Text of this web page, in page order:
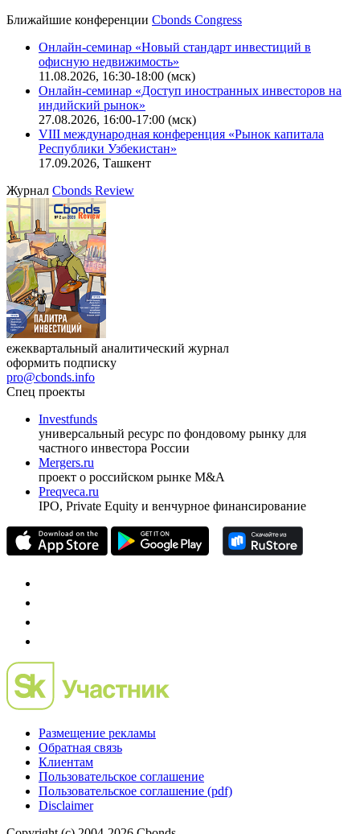
Ближайшие конференции Cbonds Congress
Онлайн-семинар «Новый стандарт инвестиций в
офисную недвижимость»
11.08.2026, 16:30-18:00 (мск)
Онлайн-семинар «Доступ иностранных инвесторов на
индийский рынок»
27.08.2026, 16:00-17:00 (мск)
VIII международная конференция «Рынок капитала
Республики Узбекистан»
17.09.2026, Ташкент
Журнал Cbonds Review
ежеквартальный аналитический журнал
оформить подписку
pro@cbonds.info
Спец проекты
Investfunds
универсальный ресурс по фондовому рынку для
частного инвестора России
Mergers.ru
проект о российском рынке M&A
Preqveca.ru
IPO, Private Equity и венчурное финансирование
Размещение рекламы
Обратная связь
Клиентам
Пользовательское соглашение
Пользовательское соглашение (pdf)
Disclaimer